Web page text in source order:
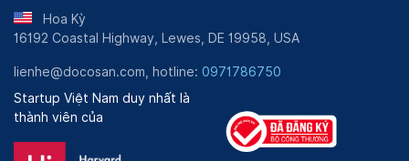
Hoa Kỳ
16192 Coastal Highway, Lewes, DE 19958, USA
lienhe@docosan.com, hotline: 0971786750
Startup Việt Nam duy nhất là
thành viên của